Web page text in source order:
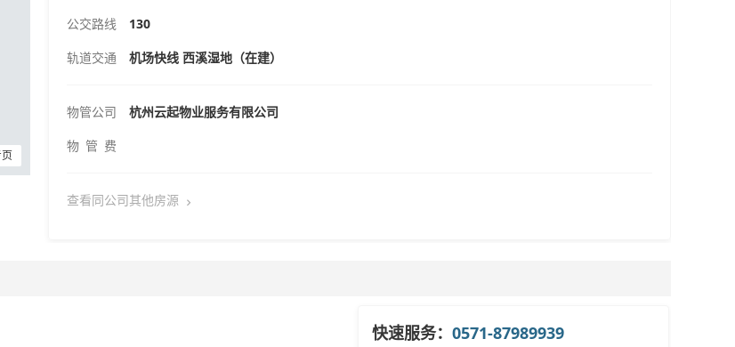
公交路线
130
轨道交通
机场快线 西溪湿地（在建）
物管公司
杭州云起物业服务有限公司
物 管 费
查看同公司其他房源
快速服务： 0571-87989939